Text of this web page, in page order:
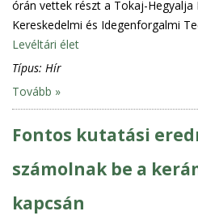
órán vettek részt a Tokaj-Hegyalja
Kereskedelmi és Idegenforgalmi
Levéltári élet
Típus: Hír
Tovább »
Fontos kutatási
számolnak be a
kapcsán